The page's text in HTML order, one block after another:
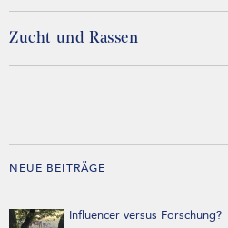
Zucht und Rassen
NEUE BEITRÄGE
Influencer versus Forschung?